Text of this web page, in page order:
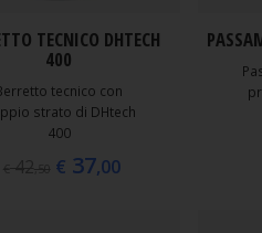
TECNICO DHTECH
400
tecnico con
strato di DHtech
400
€ 37,00